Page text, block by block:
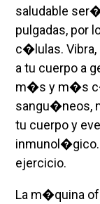
saludable
pulgadas, por
c�lulas. Vibra,
a tu cuerpo a
m�s y m�s
sangu�neos,
tu cuerpo y
inmunol�gico.
ejercicio.
La m�quina